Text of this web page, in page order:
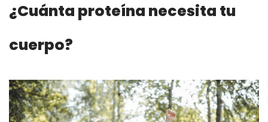
¿Cuánta proteína necesita tu
cuerpo?